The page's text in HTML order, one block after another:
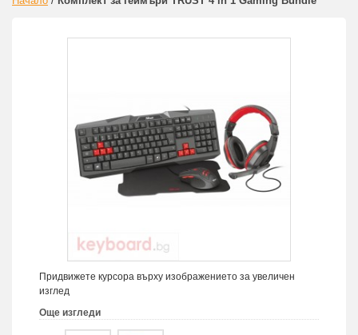
Придвижете курсора върху изображението за увеличен
изглед
Още изгледи